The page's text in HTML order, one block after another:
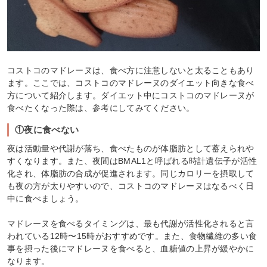
コストコのマドレーヌは、食べ方に注意しないと太ることもあり
ます。ここでは、コストコのマドレーヌのダイエット向きな食べ
方について紹介します。ダイエット中にコストコのマドレーヌが
食べたくなった際は、参考にしてみてください。
①夜に食べない
夜は活動量や代謝が落ち、食べたものが体脂肪として蓄えられや
すくなります。また、夜間はBMAL1と呼ばれる時計遺伝子が活性
化され、体脂肪の合成が促進されます。同じカロリーを摂取して
も夜の方が太りやすいので、コストコのマドレーヌはなるべく日
中に食べましょう。
マドレーヌを食べるタイミングは、最も代謝が活性化されると言
われている12時〜15時がおすすめです。また、食物繊維の多い食
事を摂った後にマドレーヌを食べると、血糖値の上昇が緩やかに
なります。